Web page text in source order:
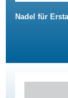
Nadel für